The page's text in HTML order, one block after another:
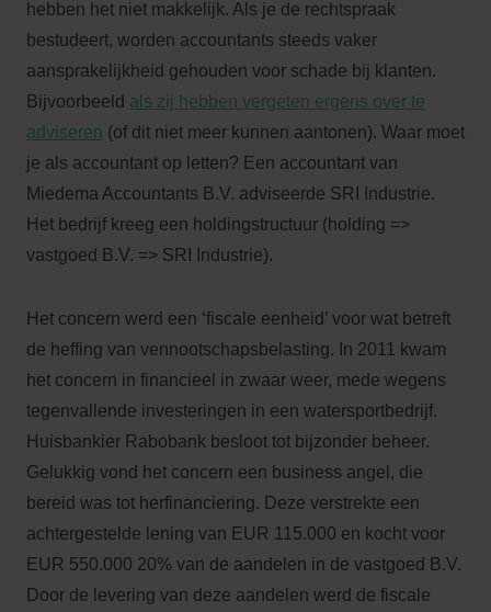
hebben het niet makkelijk. Als je de rechtspraak
bestudeert, worden accountants steeds vaker
aansprakelijkheid gehouden voor schade bij klanten.
Bijvoorbeeld als zij hebben vergeten ergens over te
adviseren (of dit niet meer kunnen aantonen). Waar moet
je als accountant op letten? Een accountant van
Miedema Accountants B.V. adviseerde SRI Industrie.
Het bedrijf kreeg een holdingstructuur (holding =>
vastgoed B.V. => SRI Industrie).
Het concern werd een ‘fiscale eenheid’ voor wat betreft
de heffing van vennootschapsbelasting. In 2011 kwam
het concern in financieel in zwaar weer, mede wegens
tegenvallende investeringen in een watersportbedrijf.
Huisbankier Rabobank besloot tot bijzonder beheer.
Gelukkig vond het concern een business angel, die
bereid was tot herfinanciering. Deze verstrekte een
achtergestelde lening van EUR 115.000 en kocht voor
EUR 550.000 20% van de aandelen in de vastgoed B.V.
Door de levering van deze aandelen werd de fiscale